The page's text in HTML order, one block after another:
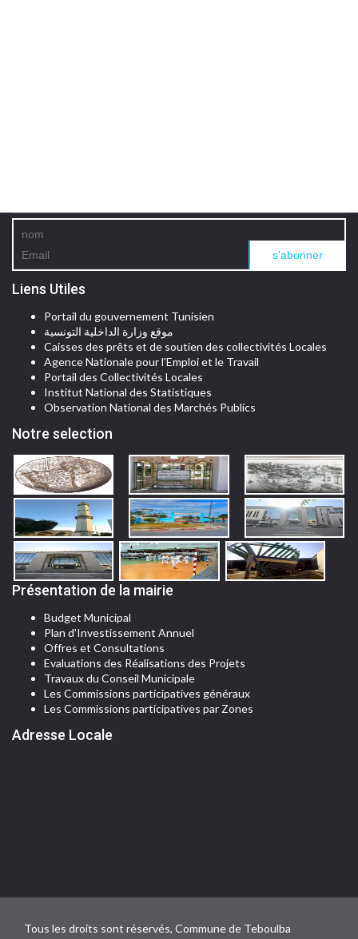
Liens Utiles
Portail du gouvernement Tunisien
موقع وزارة الداخلية التونسية
Caisses des prêts et de soutien des collectivités Locales
Agence Nationale pour l'Emploi et le Travail
Portail des Collectivités Locales
Institut National des Statistiques
Observation National des Marchés Publics
Notre selection
Présentation de la mairie
Budget Municipal
Plan d'Investissement Annuel
Offres et Consultations
Evaluations des Réalisations des Projets
Travaux du Conseil Municipale
Les Commissions participatives généraux
Les Commissions participatives par Zones
Adresse Locale
Tous les droits sont réservés, Commune de Teboulba